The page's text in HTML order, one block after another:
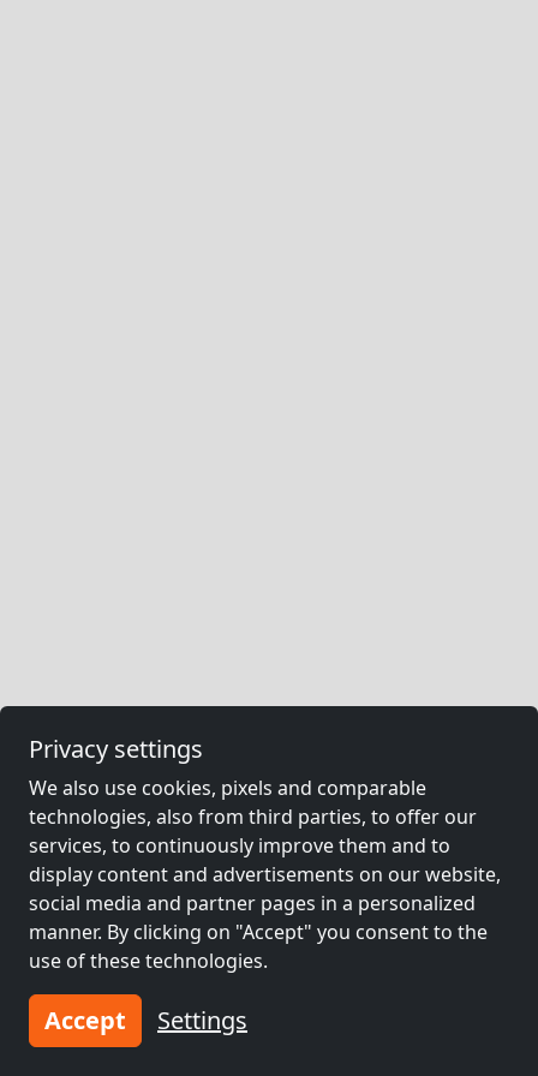
Privacy settings
We also use cookies, pixels and comparable
technologies, also from third parties, to offer our
services, to continuously improve them and to
display content and advertisements on our website,
social media and partner pages in a personalized
manner. By clicking on "Accept" you consent to the
use of these technologies.
Accept Settings